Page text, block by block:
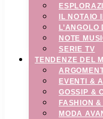
IL NOTAIO
NOTE
SERIE TV
TENDENZE DEL
EVENTI &
GOSSIP &
FASHION
MODA